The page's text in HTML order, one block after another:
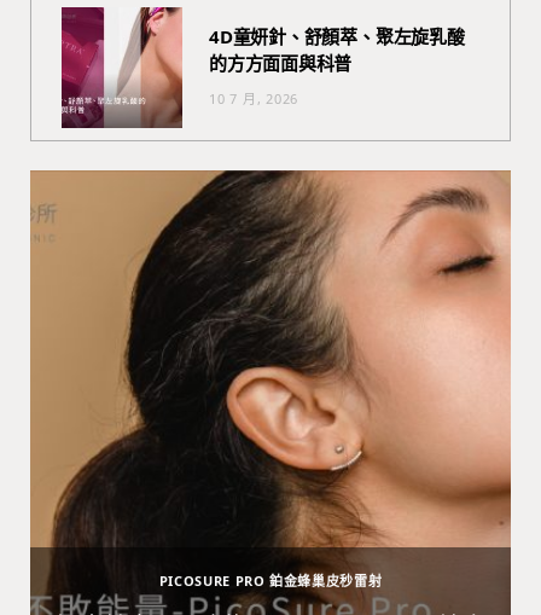
4D童妍針、舒顏萃、聚左旋乳酸
的方方面面與科普
10 7 月, 2026
PICOSURE PRO 鉑金蜂巢皮秒雷射